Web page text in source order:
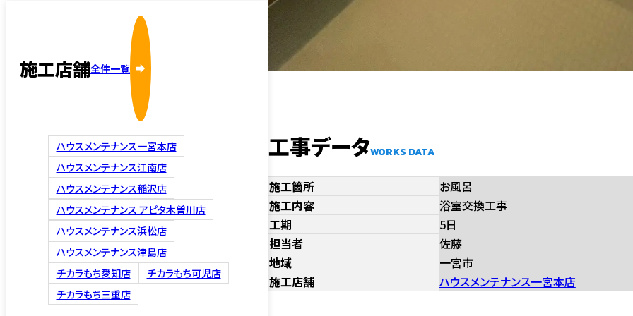
床・フローリング
工事データWORKS DATA
施工箇所
お風呂
施工内容
浴室交換工事
工期
5日
担当者
佐藤
地域
一宮市
施工店舗
ハウスメンテナンス一宮本店
施工店舗全件一覧
ハウスメンテナンス一宮本店
ハウスメンテナンス江南店
ハウスメンテナンス稲沢店
ハウスメンテナンス アピタ木曽川店
ハウスメンテナンス浜松店
ハウスメンテナンス津島店
チカラもち愛知店
チカラもち可児店
チカラもち三重店